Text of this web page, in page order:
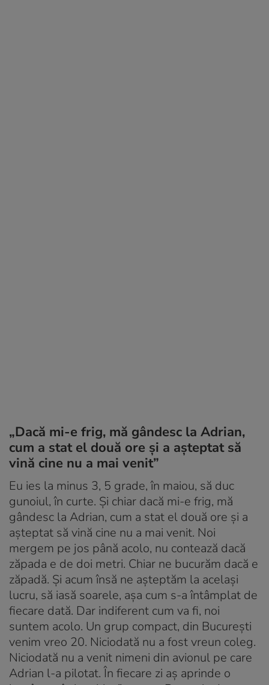
„Dacă mi-e frig, mă gândesc la Adrian,
cum a stat el două ore și a așteptat să
vină cine nu a mai venit”
Eu ies la minus 3, 5 grade, în maiou, să duc
gunoiul, în curte. Și chiar dacă mi-e frig, mă
gândesc la Adrian, cum a stat el două ore și a
așteptat să vină cine nu a mai venit. Noi
mergem pe jos până acolo, nu contează dacă
zăpada e de doi metri. Chiar ne bucurăm dacă e
zăpadă. Și acum însă ne așteptăm la același
lucru, să iasă soarele, așa cum s-a întâmplat de
fiecare dată. Dar indiferent cum va fi, noi
suntem acolo. Un grup compact, din București
venim vreo 20. Niciodată nu a fost vreun coleg.
Niciodată nu a venit nimeni din avionul pe care
Adrian l-a pilotat. În fiecare zi aș aprinde o